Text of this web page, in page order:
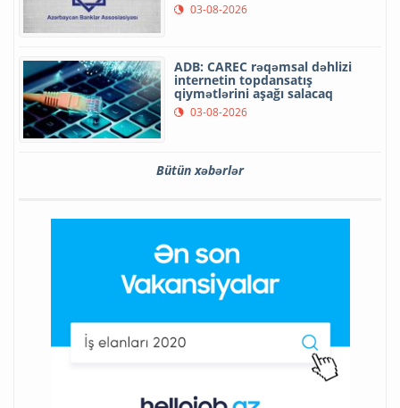
03-08-2026
ADB: CAREC rəqəmsal dəhlizi
internetin topdansatış
qiymətlərini aşağı salacaq
03-08-2026
Bütün xəbərlər